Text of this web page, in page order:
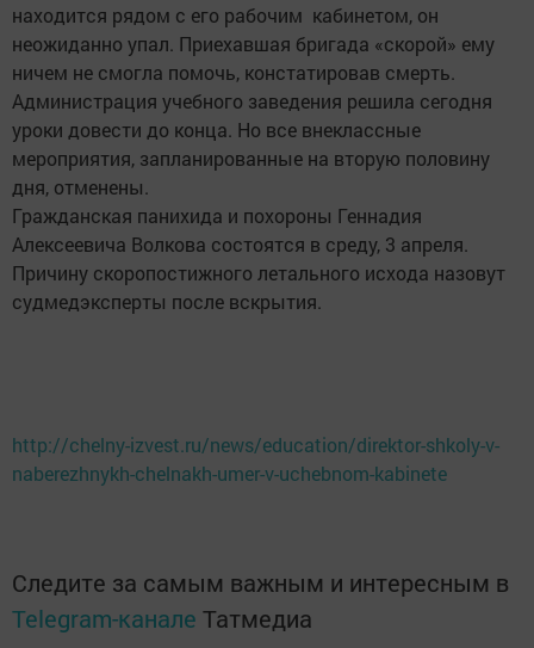
находится рядом с его рабочим кабинетом, он
неожиданно упал. Приехавшая бригада «скорой» ему
ничем не смогла помочь, констатировав смерть.
Администрация учебного заведения решила сегодня
уроки довести до конца. Но все внеклассные
мероприятия, запланированные на вторую половину
дня, отменены.
Гражданская панихида и похороны Геннадия
Алексеевича Волкова состоятся в среду, 3 апреля.
Причину скоропостижного летального исхода назовут
судмедэксперты после вскрытия.
http://chelny-izvest.ru/news/education/direktor-shkoly-v-
naberezhnykh-chelnakh-umer-v-uchebnom-kabinete
Следите за самым важным и интересным в
Telegram-канале Татмедиа